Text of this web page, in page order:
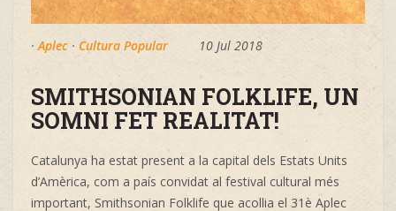
·Aplec · Cultura Popular 10 Jul 2018
SMITHSONIAN FOLKLIFE, UN
SOMNI FET REALITAT!
Catalunya ha estat present a la capital dels Estats Units
d’Amèrica, com a país convidat al festival cultural més
important, Smithsonian Folklife que acollia el 31è Aplec